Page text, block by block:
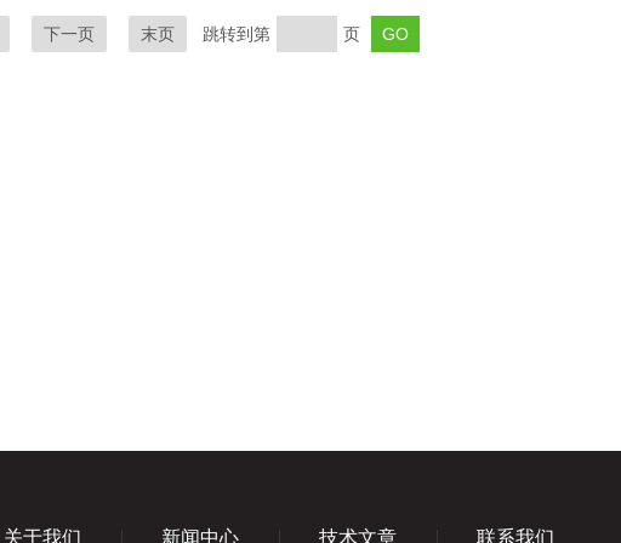
下一页 末页 跳转到第 页
关于我们 新闻中心 技术文章 联系我们